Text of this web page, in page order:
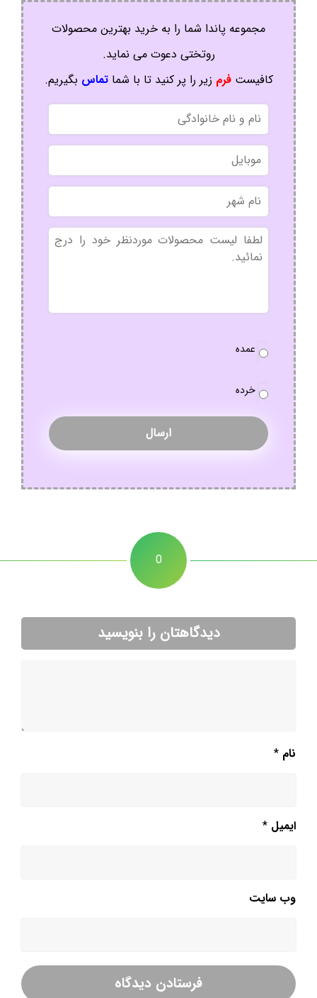
مجموعه پاندا شما را به خرید بهترین محصولات
روتختی دعوت می نماید.
کافیستفرم زیر را پر کنید تا با شماتماس بگیریم.
نام
و
نام
خانوادگی
موبایل
نام
شهر
بدون
عنوان
سفارش
عمده
خرده
0
دیدگاهتان را بنویسید
نام *
ایمیل *
وب‌ سایت